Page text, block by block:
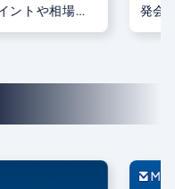
ントや相場に
発会
つい